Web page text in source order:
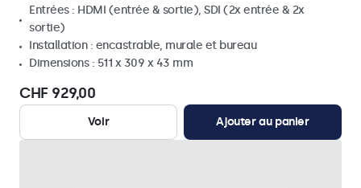
Entrées : HDMI (entrée & sortie), SDI (2x entrée & 2x
sortie)
Installation : encastrable, murale et bureau
Dimensions : 511 x 309 x 43 mm
CHF 929,00
Voir Ajouter au panier